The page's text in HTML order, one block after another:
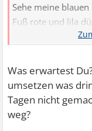
Sehe meine
Fuß rote und lila
das pieksen im
nicht ernst und
Januar warten!
was wenn doch
auch das das
werden kann aber
Was erwartest
umsetzen was
Tagen nicht
weg?